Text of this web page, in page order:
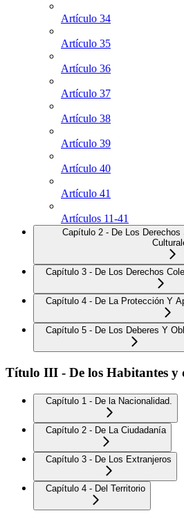
Artículo 34
Artículo 35
Artículo 36
Artículo 37
Artículo 38
Artículo 39
Artículo 40
Artículo 41
Artículos 11-41
Capítulo 2 - De Los
Capítulo 3 - De Los Derechos
Capítulo 4 - De La Protección Y
Capítulo 5 - De Los Deberes Y
Título III - De los Habitantes y
Capítulo 1 - De la Nacionalidad.
Capítulo 2 - De La Ciudadanía
Capítulo 3 - De Los Extranjeros
Capítulo 4 - Del Territorio